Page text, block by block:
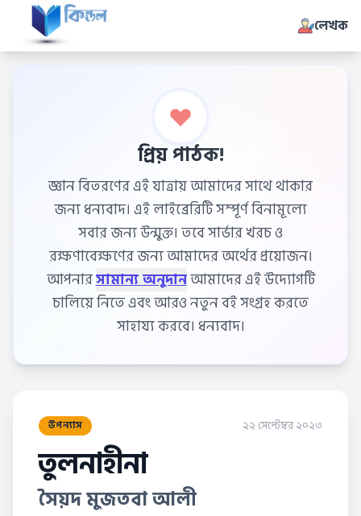
লেখক
প্রিয় পাঠক!
জ্ঞান বিতরণের এই যাত্রায় আমাদের সাথে থাকার
জন্য ধন্যবাদ। এই লাইব্রেরিটি সম্পূর্ণ বিনামূল্যে
সবার জন্য উন্মুক্ত। তবে সার্ভার খরচ ও
রক্ষণাবেক্ষণের জন্য আমাদের অর্থের প্রয়োজন।
আপনার
সামান্য অনুদানআমাদের এই উদ্যোগটি
চালিয়ে নিতে এবং আরও নতুন বই সংগ্রহ করতে
সাহায্য করবে। ধন্যবাদ।
উপন্যাস ২২ সেপ্টেম্বর ২০২৩
তুলনাহীনা
সৈয়দ মুজতবা আলী